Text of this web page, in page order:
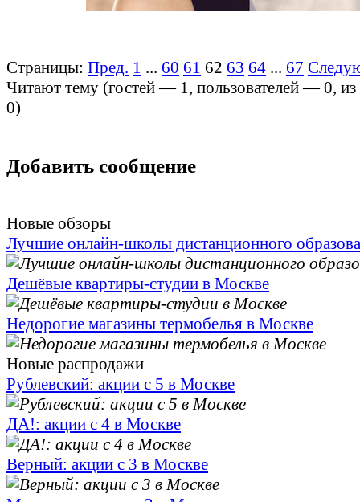
Страницы: Пред. 1 ... 60 61 62 63 64 ... 67
Читают тему (гостей — 1, пользователей —0,
0)
Добавить сообщение
Новые обзоры
Лучшие онлайн-школы дистанционного
Дешёвые квартиры-студии в Москве
Недорогие магазины термобелья в Москве
Новые распродажи
Рублевский: акции с 5 в Москве
ДА!: акции с 4 в Москве
Верный: акции с 3 в Москве